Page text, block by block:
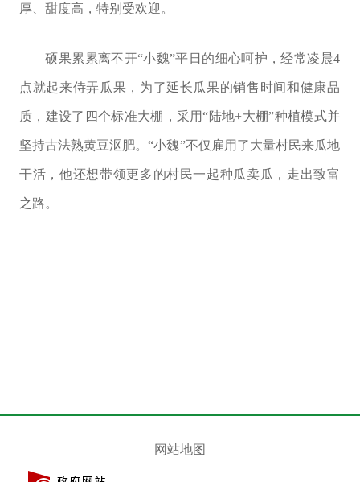
厚、甜度高，特别受欢迎。
硕果累累离不开“小魏”平日的细心呵护，经常凌晨4
点就起来侍弄瓜果，为了延长瓜果的销售时间和健康品
质，建设了四个标准大棚，采用“陆地+大棚”种植模式并
坚持古法熟黄豆沤肥。“小魏”不仅雇用了大量村民来瓜地
干活，他还想带领更多的村民一起种瓜卖瓜，走出致富
之路。
网站地图